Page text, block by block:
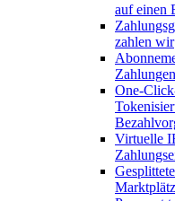
auf einen
zahlen wir
One-
Virtuelle